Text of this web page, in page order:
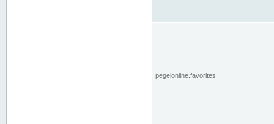
pegelonline.favorites